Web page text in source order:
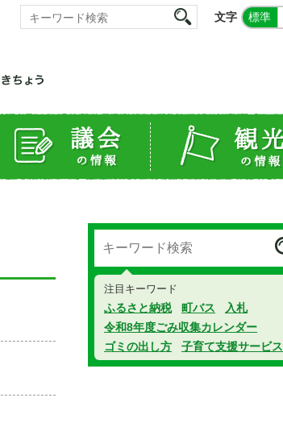
文字 標準
注目キーワード
ふるさと納税 町バス
入札
令和8年度ごみ収集カレンダー
ゴミの出し方
子育て支援サービス